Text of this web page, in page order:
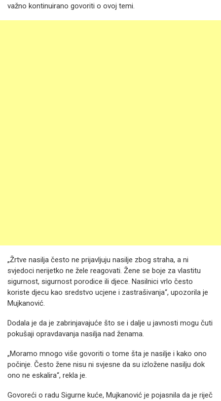
važno kontinuirano govoriti o ovoj temi.
„Žrtve nasilja često ne prijavljuju nasilje zbog straha, a ni
svjedoci nerijetko ne žele reagovati. Žene se boje za vlastitu
sigurnost, sigurnost porodice ili djece. Nasilnici vrlo često
koriste djecu kao sredstvo ucjene i zastrašivanja“, upozorila je
Mujkanović.
Dodala je da je zabrinjavajuće što se i dalje u javnosti mogu čuti
pokušaji opravdavanja nasilja nad ženama.
„Moramo mnogo više govoriti o tome šta je nasilje i kako ono
počinje. Često žene nisu ni svjesne da su izložene nasilju dok
ono ne eskalira“, rekla je.
Govoreći o radu Sigurne kuće, Mujkanović je pojasnila da je riječ